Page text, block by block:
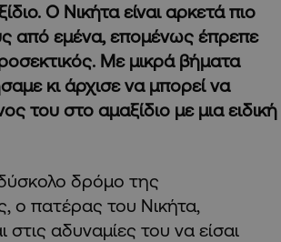
Ο Νικήτα είναι αρκετά πιο
από εμένα, επομένως έπρεπε
Με μικρά βήματα
κι άρχισε να μπορεί να
του στο αμαξίδιο με μια ειδική
δρόμο της
ο πατέρας του Νικήτα,
αδυναμίες του να είσαι